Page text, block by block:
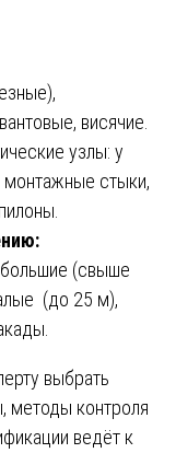
висячие.
узлы: у
стыки,
(свыше
(до 25 м),
выбрать
методы контроля
ведёт к